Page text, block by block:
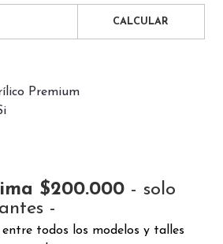
CALCULAR
Premium
$200.000 - solo
-
entre todos los modelos y talles